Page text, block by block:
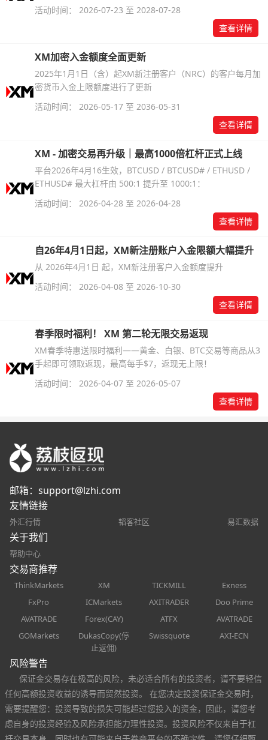
活动时间： 2026-07-23 至 2028-07-28
查看详情
XM加密入金额度全面更新
2025年1月1日（含）起XM新注册客户（NRC）的客户每月加
密货币入金上限额度进行了更新
活动时间： 2026-05-17 至 2036-05-31
查看详情
XM - 加密交易再升级｜最高1000倍杠杆正式上线
平台2026年4月16生效，BTCUSD / BTCUSD# / ETHUSD /
ETHUSD# 最大杠杆由 500:1 提升至 1000:1：
活动时间： 2026-04-28 至 2026-04-28
查看详情
自26年4月1日起，XM新注册账户入金限额大幅提升
从 2026年4月1日 起，XM新注册客户入金额度提升
活动时间： 2026-04-08 至 2026-10-30
查看详情
春季限时福利！ XM 第二轮无限交易返现
XM春季特惠送限时福利——黄金、白银、BTC交易等商品从3
手起即可领取返现，最高每手$7，返现无上限！
活动时间： 2026-04-07 至 2026-05-07
查看详情
邮箱： support@lzhi.com
友情链接
外汇行情 韬客社区 易汇数据
关于我们
帮助中心
交易商推荐
ThinkMarkets XM TICKMILL
Exness
FxPro
ICMarkets AXITRADER
Doo Prime
AVATRADE
Forex(CAY) ATFX
AVATRADE
GOMarkets
DukasCopy(停
止返佣)
Swissquote AXI-ECN
风险警告
保证金交易存在极高的风险，未必适合所有的投资者，请不要轻信
任何高额投资收益的诱导而贸然投资。 在您决定投资保证金交易时，
需要提醒您：投资导致的损失可能超过您投入的资金，因此，请您考
虑自身的投资经验及风险承担能力理性投资。投资风险不仅来自于杠